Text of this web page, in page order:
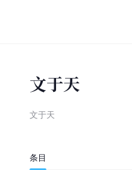
文于天
文于天
条目